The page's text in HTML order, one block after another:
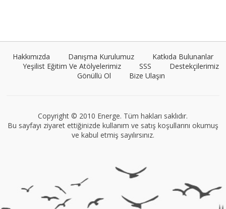
Tüm yazıları görüntüle
Hakkımızda Danışma Kurulumuz
Katkıda Bulunanlar
Yeşilist Eğitim Ve Atölyelerimiz
SSS
Destekçilerimiz
Gönüllü Ol
Bize Ulaşın
Copyright © 2010 Energe. Tüm hakları saklıdır.
Bu sayfayı ziyaret ettiğinizde kullanım ve satış koşullarını okumuş
ve kabul etmiş sayılırsınız.